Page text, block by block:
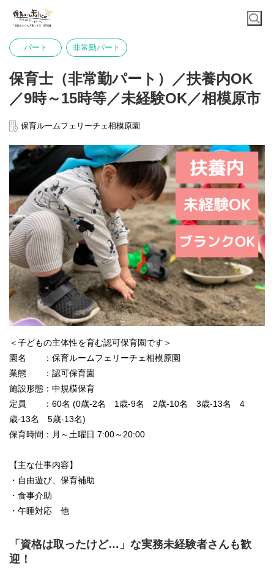
パート 非常勤パート
保育士（非常勤パート）／扶養内OK
／9時～15時等／未経験OK／相模原市
保育ルームフェリーチェ相模原園
＜子どもの主体性を育む認可保育園です＞
園名 ：保育ルームフェリーチェ相模原園
業態 ：認可保育園
施設形態：中規模保育
定員 ：60名 (0歳-2名 1歳-9名 2歳-10名 3歳-13名 4
歳-13名 5歳-13名)
保育時間：月～土曜日 7:00～20:00
【主な仕事内容】
・自由遊び、保育補助
・食事介助
・午睡対応 他
「資格は取ったけど…」な実務未経験者さんも歓
迎！